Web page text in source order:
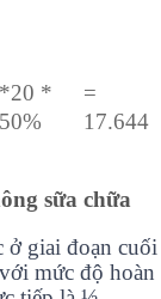
*20 *
50%
=
17.644
sữa chữa
ở giai đoạn cuối
mức độ hoàn